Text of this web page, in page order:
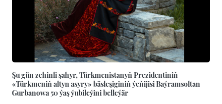
Şu gün zehinli şahyr, Türkmenistanyň Prezidentiniň
«Türkmeniň altyn asyry» bäsleşiginiň ýeňijisi Baýramsoltan
Gurbanowa 50 ýaş ýubileýini belleýär